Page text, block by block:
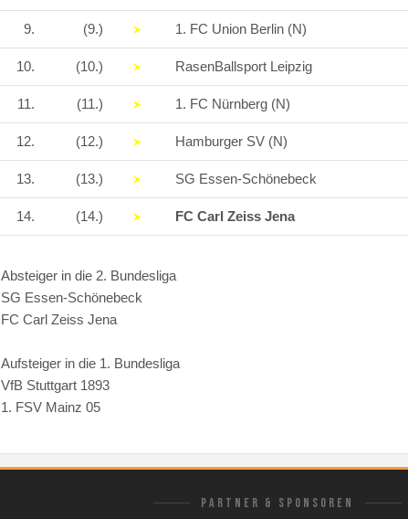
9. (9.) 1. FC Union Berlin (N)
10. (10.) RasenBallsport Leipzig
11. (11.) 1. FC Nürnberg (N)
12. (12.) Hamburger SV (N)
13. (13.) SG Essen-Schönebeck
14. (14.) FC Carl Zeiss Jena
Absteiger in die 2. Bundesliga
SG Essen-Schönebeck
FC Carl Zeiss Jena
Aufsteiger in die 1. Bundesliga
VfB Stuttgart 1893
1. FSV Mainz 05
PARTNER & SPONSOREN